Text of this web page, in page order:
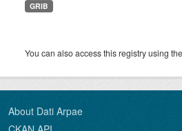
GRIB
You can also access this registry using the
About Dati Arpae